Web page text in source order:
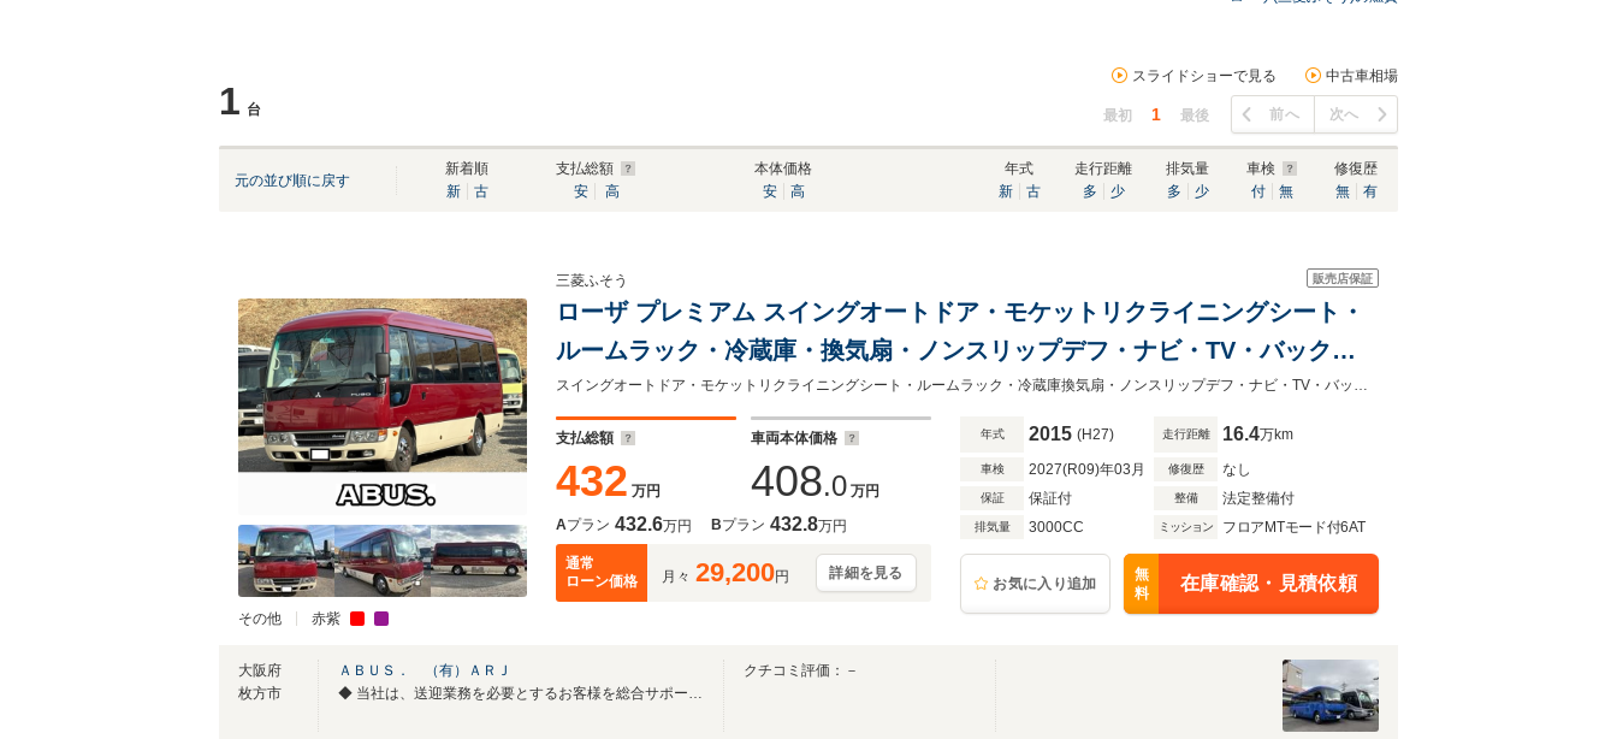
1 台
スライドショーで見る 中古車相場
最初 1 最後 前へ 次へ
元の並び順に戻す
新着順
新
古
支払総額
安
高
本体価格
安
高
年式
新
古
走行距離
多
少
排気量
多
少
車検
付
無
修復歴
無
有
その他 赤紫
販売店保証
三菱ふそう
ローザ プレミアム スイングオートドア・モケットリクライニングシート・
ルームラック・冷蔵庫・換気扇・ノンスリップデフ・ナビ・TV・バックカ
メラ・ETC・DSオーディオ・Rビューモニター・ドラレコ(前後カメラ)・
HIDヘッド
スイングオートドア・モケットリクライニングシート・ルームラック・冷蔵庫換気扇・ノンスリップデフ・ナビ・TV・バックカメラ・ETC・DSオーディオ・Rビューモニター・ドラレコ(前後
支払総額
432 万円
車両本体価格
408.0 万円
Aプラン 432.6万円 Bプラン 432.8万円
通常
ローン価格
月々 29,200円 詳細を見る
年式 2015 (H27) 走行距離 16.4万km
車検 2027(R09)年03月 修復歴 なし
保証 保証付 整備 法定整備付
排気量 3000CC ミッション フロアMTモード付6AT
お気に入り追加
無
料
在庫確認・見積依頼
大阪府
枚方市
ＡＢＵＳ． （有）ＡＲＪ
◆ 当社は、送迎業務を必要とするお客様を総合サポートいたします！ ◆
クチコミ評価：－